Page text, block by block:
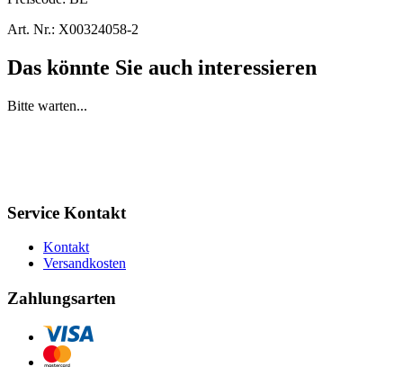
Art. Nr.: X00324058-2
Das könnte Sie auch interessieren
Bitte warten...
Service Kontakt
Kontakt
Versandkosten
Zahlungsarten